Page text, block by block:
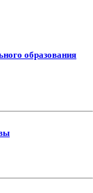
образования